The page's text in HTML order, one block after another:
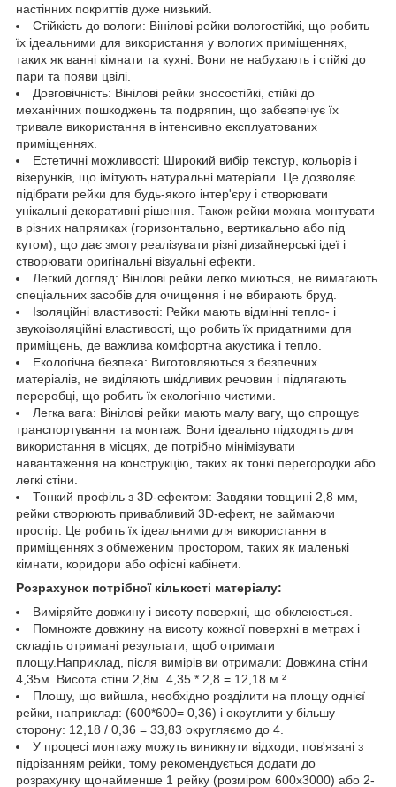
настінних покриттів дуже низький.
Стійкість до вологи: Вінілові рейки вологостійкі, що робить
їх ідеальними для використання у вологих приміщеннях,
таких як ванні кімнати та кухні. Вони не набухають і стійкі до
пари та появи цвілі.
Довговічність: Вінілові рейки зносостійкі, стійкі до
механічних пошкоджень та подряпин, що забезпечує їх
тривале використання в інтенсивно експлуатованих
приміщеннях.
Естетичні можливості: Широкий вибір текстур, кольорів і
візерунків, що імітують натуральні матеріали. Це дозволяє
підібрати рейки для будь-якого інтер'єру і створювати
унікальні декоративні рішення. Також рейки можна монтувати
в різних напрямках (горизонтально, вертикально або під
кутом), що дає змогу реалізувати різні дизайнерські ідеї і
створювати оригінальні візуальні ефекти.
Легкий догляд: Вінілові рейки легко миються, не вимагають
спеціальних засобів для очищення і не вбирають бруд.
Ізоляційні властивості: Рейки мають відмінні тепло- і
звукоізоляційні властивості, що робить їх придатними для
приміщень, де важлива комфортна акустика і тепло.
Екологічна безпека: Виготовляються з безпечних
матеріалів, не виділяють шкідливих речовин і підлягають
переробці, що робить їх екологічно чистими.
Легка вага: Вінілові рейки мають малу вагу, що спрощує
транспортування та монтаж. Вони ідеально підходять для
використання в місцях, де потрібно мінімізувати
навантаження на конструкцію, таких як тонкі перегородки або
легкі стіни.
Тонкий профіль з 3D-ефектом: Завдяки товщині 2,8 мм,
рейки створюють привабливий 3D-ефект, не займаючи
простір. Це робить їх ідеальними для використання в
приміщеннях з обмеженим простором, таких як маленькі
кімнати, коридори або офісні кабінети.
Розрахунок потрібної кількості матеріалу:
Виміряйте довжину і висоту поверхні, що обклеюється.
Помножте довжину на висоту кожної поверхні в метрах і
складіть отримані результати, щоб отримати
площу.Наприклад, після вимірів ви отримали: Довжина стіни
4,35м. Висота стіни 2,8м. 4,35 * 2,8 = 12,18 м ²
Площу, що вийшла, необхідно розділити на площу однієї
рейки, наприклад: (600*600= 0,36) і округлити у більшу
сторону: 12,18 / 0,36 = 33,83 округляємо до 4.
У процесі монтажу можуть виникнути відходи, пов'язані з
підрізанням рейки, тому рекомендується додати до
розрахунку щонайменше 1 рейку (розміром 600х3000) або 2-